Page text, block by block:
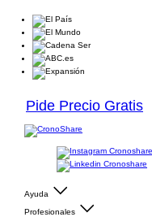
Pide Precio Gratis
Ayuda
Profesionales